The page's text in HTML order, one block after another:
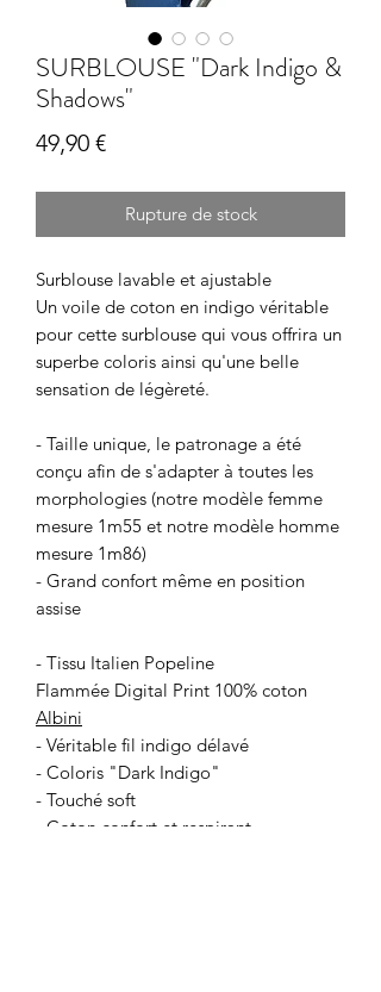
SURBLOUSE "Dark Indigo &
Shadows"
49,90 €Prix
Rupture de stock
Surblouse lavable et ajustable
Un voile de coton en indigo véritable
pour cette surblouse qui vous offrira un
superbe coloris ainsi qu'une belle
sensation de légèreté.
- Taille unique, le patronage a été
conçu afin de s'adapter à toutes les
morphologies (notre modèle femme
mesure 1m55 et notre modèle homme
mesure 1m86)
- Grand confort même en position
assise
- Tissu Italien Popeline
Flammée Digital Print 100% coton
Albini
- Véritable fil indigo délavé
- Coloris "Dark Indigo"
- Touché soft
- Coton confort et respirant